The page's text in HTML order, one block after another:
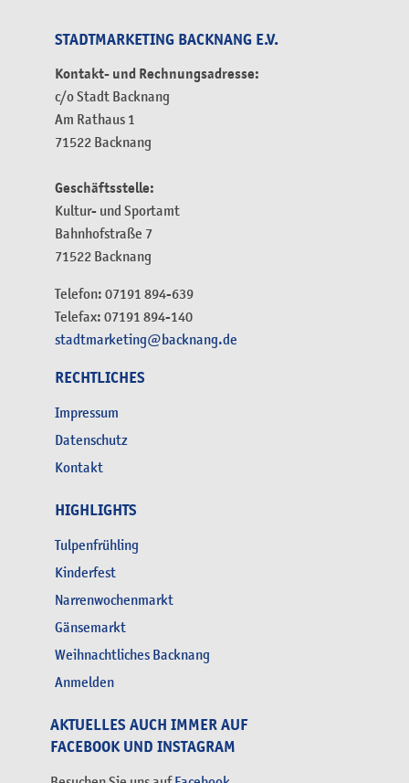
STADTMARKETING BACKNANG E.V.
Kontakt- und Rechnungsadresse:
c/o Stadt Backnang
Am Rathaus 1
71522 Backnang
Geschäftsstelle:
Kultur- und Sportamt
Bahnhofstraße 7
71522 Backnang
Telefon: 07191 894-639
Telefax: 07191 894-140
stadtmarketing@backnang.de
RECHTLICHES
Impressum
Datenschutz
Kontakt
HIGHLIGHTS
Tulpenfrühling
Kinderfest
Narrenwochenmarkt
Gänsemarkt
Weihnachtliches Backnang
Anmelden
AKTUELLES AUCH IMMER AUF
FACEBOOK UND INSTAGRAM